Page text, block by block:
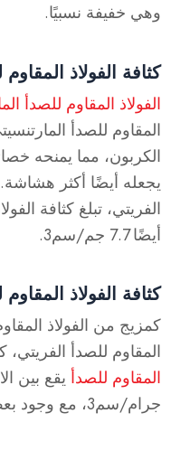
وهي خفيفة نسبيًا.
كثافة الفولاذ
الفولاذ المقاوم للصدأ
المقاوم للصدأ
الكربون، مما يمنحه
يجعله أيضًا أكثر هشاشة.
الفريتي، تبلغ كثافة
أيضًا 7.7 جم/سم3.
كثافة الفولاذ
كمزيج من الفولاذ
المقاوم للصدأ الفريتي،
المقاوم للصدأ
جرام/سم3، مع وجود بعض خصائص كليهما.